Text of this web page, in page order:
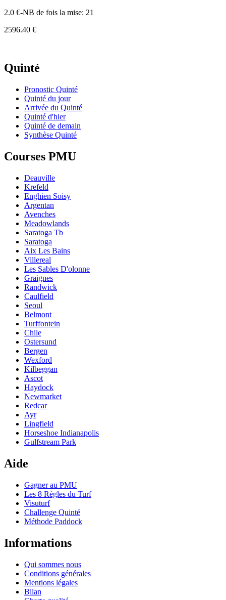
2.0 €-NB de fois la mise: 21
2596.40 €
Quinté
Pronostic Quinté
Quinté du jour
Arrivée du Quinté
Quinté d'hier
Quinté de demain
Synthèse Quinté
Courses PMU
Deauville
Krefeld
Enghien Soisy
Argentan
Avenches
Meadowlands
Saratoga Tb
Saratoga
Aix Les Bains
Villereal
Les Sables D'olonne
Graignes
Randwick
Caulfield
Seoul
Belmont
Turffontein
Chile
Ostersund
Bergen
Wexford
Kilbeggan
Ascot
Haydock
Newmarket
Redcar
Ayr
Lingfield
Horseshoe Indianapolis
Gulfstream Park
Aide
Gagner au PMU
Les 8 Règles du Turf
Visuturf
Challenge Quinté
Méthode Paddock
Informations
Qui sommes nous
Conditions générales
Mentions légales
Bilan